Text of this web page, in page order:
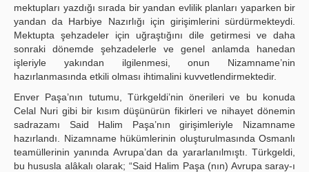
mektupları yazdığı sırada bir yandan evlilik planları yaparken bir
yandan da Harbiye Nazırlığı için girişimlerini sürdürmekteydi.
Mektupta şehzadeler için uğraştığını dile getirmesi ve daha
sonraki dönemde şehzadelerle ve genel anlamda hanedan
işleriyle yakından ilgilenmesi, onun Nizamname’nin
hazırlanmasında etkili olması ihtimalini kuvvetlendirmektedir.
Enver Paşa’nın tutumu, Türkgeldi’nin önerileri ve bu konuda
Celal Nuri gibi bir kısım düşünürün fikirleri ve nihayet dönemin
sadrazamı Said Halim Paşa’nın girişimleriyle Nizamname
hazırlandı. Nizamname hükümlerinin oluşturulmasında Osmanlı
teamüllerinin yanında Avrupa’dan da yararlanılmıştı. Türkgeldi,
bu hususla alâkalı olarak; “Said Halim Paşa (nın) Avrupa saray-ı